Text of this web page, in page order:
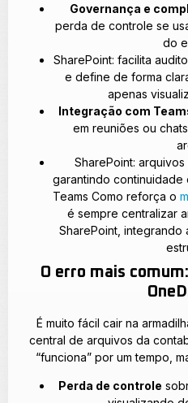
Governança e
perda de controle se
do
SharePoint: facilita
e define de forma
apenas
Integração com
em reuniões ou
SharePoint:
garantindo
Teams Como reforça o
é sempre centralizar
SharePoint, integrando
O erro mais
É muito fácil cair na
central de arquivos da
“funciona” por um tempo,
Perda de controle